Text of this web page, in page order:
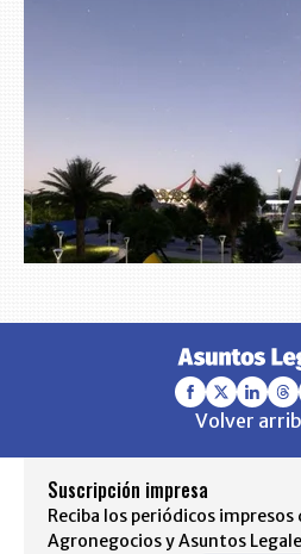
Volver
Suscripción impresa
Reciba los periódicos impresos
Agronegocios y Asuntos